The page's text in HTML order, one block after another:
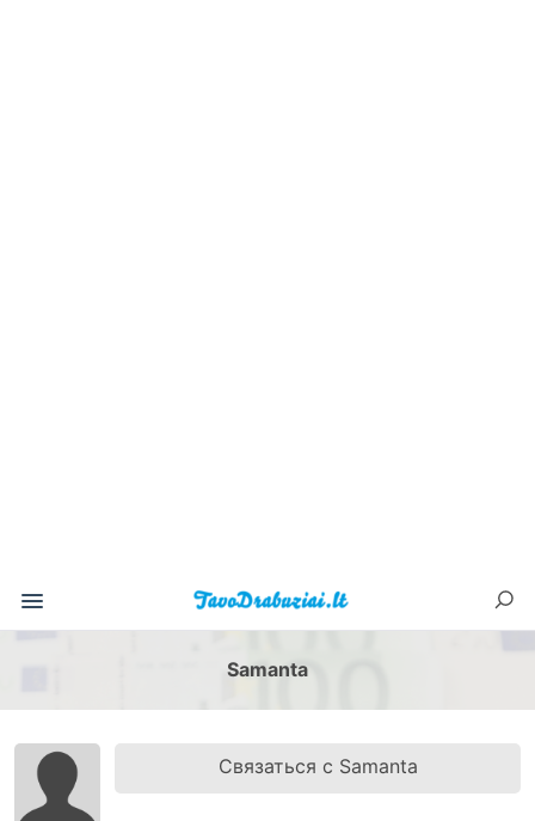
Samanta
Связаться с Samanta